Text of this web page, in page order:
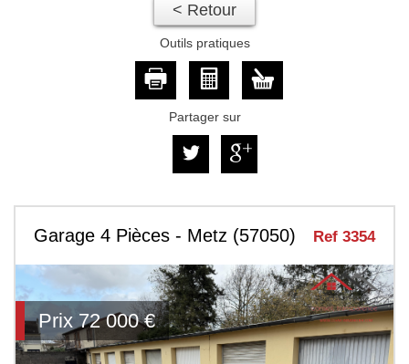
< Retour
Outils pratiques
Partager sur
Garage 4 Pièces - Metz (57050) Ref 3354
Prix 72 000 €